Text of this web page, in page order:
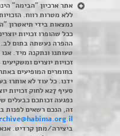
אתר ארכיון "הבימה"
ללא מטרות רווח.
נמצאות בידי תיאטרון
ככל שהופרו זכויות
ההפרה נעשתה בתום לב.
טעותנו ונתקנה מיד.
זכויות יוצרים
בחומרים המופיעים
ידנו. כל עוד לא אותרו
נפגעה זכותכם כבעלים
זה, הנכם רשאים לפנות
ביצירה/מתן קרדיט. אנא